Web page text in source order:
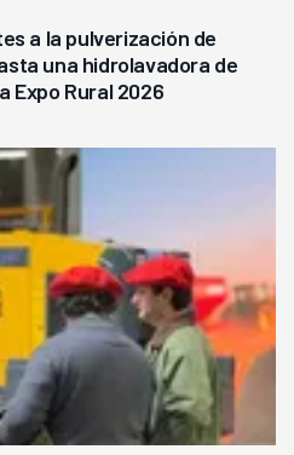
a la pulverización de
una hidrolavadora de
Expo Rural 2026